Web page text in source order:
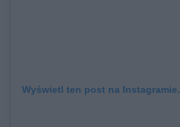
Wyświetl ten post na Instagramie.